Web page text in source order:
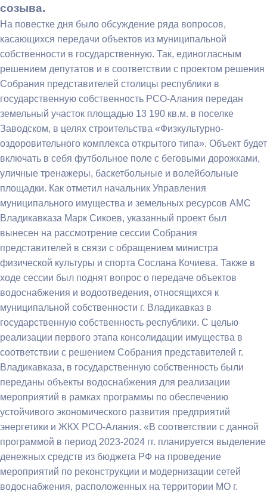
созыва.
На повестке дня было обсуждение ряда вопросов,
касающихся передачи объектов из муниципальной
собственности в государственную. Так, единогласным
решением депутатов и в соответствии с проектом решения
Собрания представителей столицы республики в
государственную собственность РСО-Алания передан
земельный участок площадью 13 190 кв.м. в поселке
Заводском, в целях строительства «Физкультурно-
оздоровительного комплекса открытого типа». Объект будет
включать в себя футбольное поле с беговыми дорожками,
уличные тренажеры, баскетбольные и волейбольные
площадки. Как отметил начальник Управления
муниципального имущества и земельных ресурсов АМС
Владикавказа Марк Сикоев, указанный проект был
вынесен на рассмотрение сессии Собрания
представителей в связи с обращением министра
физической культуры и спорта Сослана Кочиева. Также в
ходе сессии был поднят вопрос о передаче объектов
водоснабжения и водоотведения, относящихся к
муниципальной собственности г. Владикавказ в
государственную собственность республики. С целью
реализации первого этапа консолидации имущества в
соответствии с решением Собрания представителей г.
Владикавказа, в государственную собственность были
переданы объекты водоснабжения для реализации
мероприятий в рамках программы по обеспечению
устойчивого экономического развития предприятий
энергетики и ЖКХ РСО-Алания. «В соответствии с данной
программой в период 2023-2024 гг. планируется выделение
денежных средств из бюджета РФ на проведение
мероприятий по реконструкции и модернизации сетей
водоснабжения, расположенных на территории МО г.